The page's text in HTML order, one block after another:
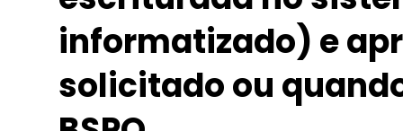
informatizado) e
solicitado ou